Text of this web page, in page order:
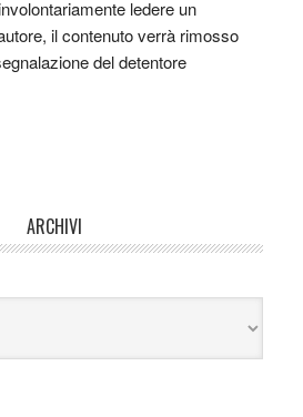
ledere un
il contenuto verrà rimosso
del detentore
ARCHIVI